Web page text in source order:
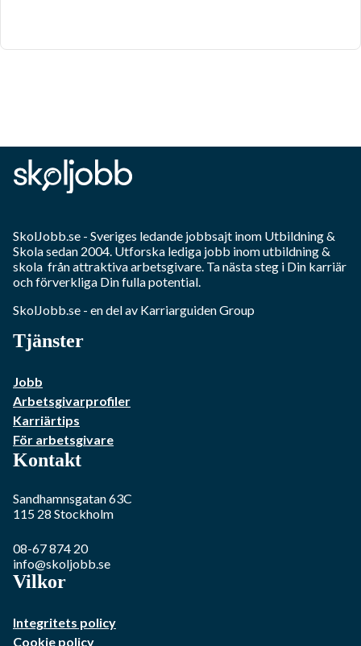
SkolJobb.se - Sveriges ledande jobbsajt inom Utbildning &
Skolasedan 2004. Utforska lediga jobb inomutbildning &
skola från attraktiva arbetsgivare. Ta nästa steg i Din karriär
och förverkliga Din fulla potential.
SkolJobb.se - en del av Karriarguiden Group
Tjänster
Jobb
Arbetsgivarprofiler
Karriärtips
För arbetsgivare
Kontakt
Sandhamnsgatan 63C
115 28 Stockholm
08-67 874 20
info@skoljobb.se
Vilkor
Integritets policy
Cookie policy